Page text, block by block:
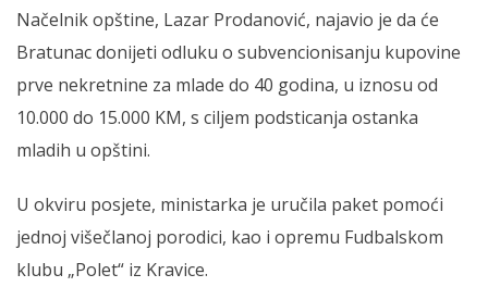
Načelnik opštine, Lazar Prodanović, najavio je da će
Bratunac donijeti odluku o subvencionisanju kupovine
prve nekretnine za mlade do 40 godina, u iznosu od
10.000 do 15.000 KM, s ciljem podsticanja ostanka
mladih u opštini.
U okviru posjete, ministarka je uručila paket pomoći
jednoj višečlanoj porodici, kao i opremu Fudbalskom
klubu „Polet“ iz Kravice.